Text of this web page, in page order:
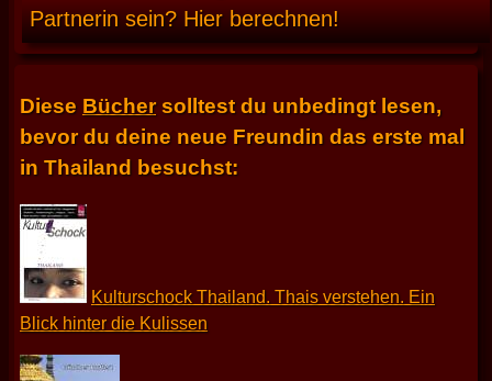
Partnerin sein? Hier berechnen!
Diese Büchersolltest du unbedingt lesen,
bevor du deine neue Freundin das erste mal
in Thailand besuchst:
Kulturschock Thailand. Thais verstehen. Ein
Blick hinter die Kulissen